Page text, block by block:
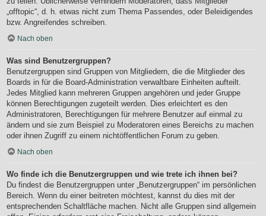
„offtopic“, d. h. etwas nicht zum Thema Passendes, oder Beleidigendes
bzw. Angreifendes schreiben.
Nach oben
Was sind Benutzergruppen?
Benutzergruppen sind Gruppen von Mitgliedern, die die Mitglieder des
Boards in für die Board-Administration verwaltbare Einheiten aufteilt.
Jedes Mitglied kann mehreren Gruppen angehören und jeder Gruppe
können Berechtigungen zugeteilt werden. Dies erleichtert es den
Administratoren, Berechtigungen für mehrere Benutzer auf einmal zu
ändern und sie zum Beispiel zu Moderatoren eines Bereichs zu machen
oder ihnen Zugriff zu einem nichtöffentlichen Forum zu geben.
Nach oben
Wo finde ich die Benutzergruppen und wie trete ich ihnen bei?
Du findest die Benutzergruppen unter „Benutzergruppen“ im persönlichen
Bereich. Wenn du einer beitreten möchtest, kannst du dies mit der
entsprechenden Schaltfläche machen. Nicht alle Gruppen sind allgemein